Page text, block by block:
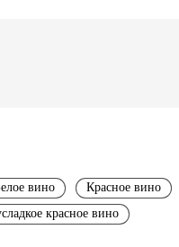
вино
Красное вино
красное вино